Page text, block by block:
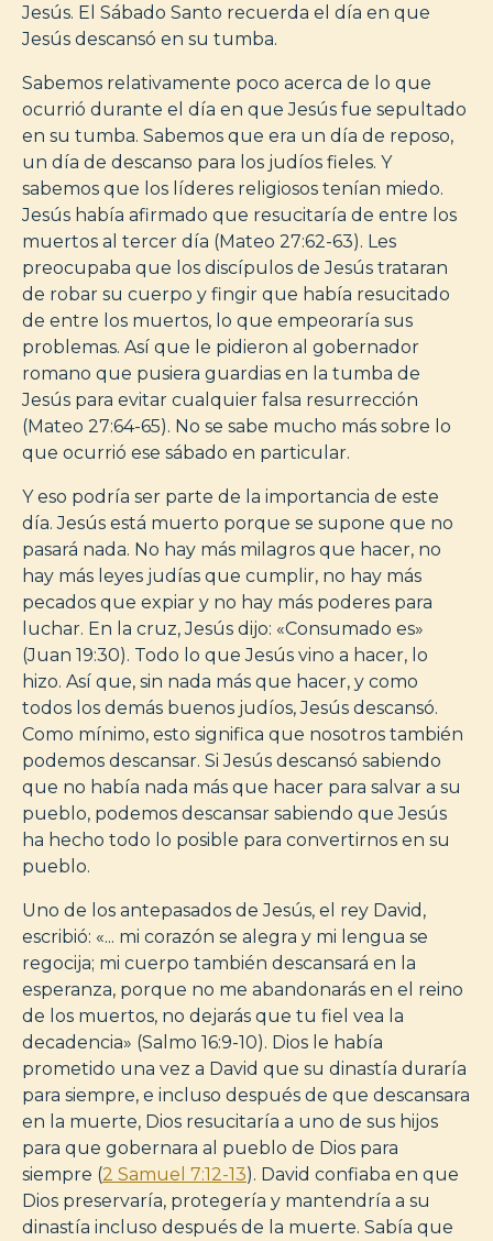
Jesús. El Sábado Santo recuerda el día en que
Jesús descansó en su tumba.
Sabemos relativamente poco acerca de lo que
ocurrió durante el día en que Jesús fue sepultado
en su tumba. Sabemos que era un día de reposo,
un día de descanso para los judíos fieles. Y
sabemos que los líderes religiosos tenían miedo.
Jesús había afirmado que resucitaría de entre los
muertos al tercer día (Mateo 27:62-63). Les
preocupaba que los discípulos de Jesús trataran
de robar su cuerpo y fingir que había resucitado
de entre los muertos, lo que empeoraría sus
problemas. Así que le pidieron al gobernador
romano que pusiera guardias en la tumba de
Jesús para evitar cualquier falsa resurrección
(Mateo 27:64-65). No se sabe mucho más sobre lo
que ocurrió ese sábado en particular.
Y eso podría ser parte de la importancia de este
día. Jesús está muerto porque se supone que no
pasará nada. No hay más milagros que hacer, no
hay más leyes judías que cumplir, no hay más
pecados que expiar y no hay más poderes para
luchar. En la cruz, Jesús dijo: «Consumado es»
(Juan 19:30). Todo lo que Jesús vino a hacer, lo
hizo. Así que, sin nada más que hacer, y como
todos los demás buenos judíos, Jesús descansó.
Como mínimo, esto significa que nosotros también
podemos descansar. Si Jesús descansó sabiendo
que no había nada más que hacer para salvar a su
pueblo, podemos descansar sabiendo que Jesús
ha hecho todo lo posible para convertirnos en su
pueblo.
Uno de los antepasados de Jesús, el rey David,
escribió: «... mi corazón se alegra y mi lengua se
regocija; mi cuerpo también descansará en la
esperanza, porque no me abandonarás en el reino
de los muertos, no dejarás que tu fiel vea la
decadencia» (Salmo 16:9-10). Dios le había
prometido una vez a David que su dinastía duraría
para siempre, e incluso después de que descansara
en la muerte, Dios resucitaría a uno de sus hijos
para que gobernara al pueblo de Dios para
siempre (2 Samuel 7:12-13). David confiaba en que
Dios preservaría, protegería y mantendría a su
dinastía incluso después de la muerte. Sabía que